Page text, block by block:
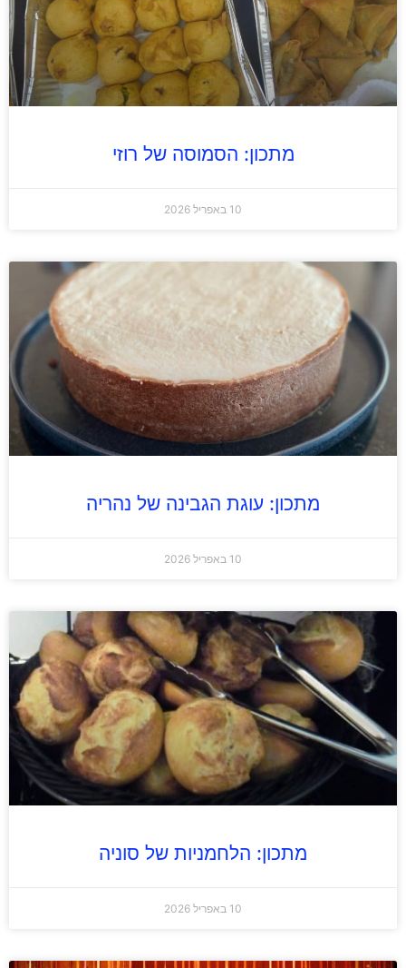
מתכון: הסמוסה של רוזי
10 באפריל 2026
מתכון: עוגת הגבינה של נהריה
10 באפריל 2026
מתכון: הלחמניות של סוניה
10 באפריל 2026